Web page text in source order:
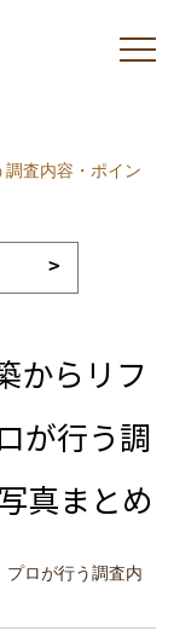
査内容・ポイン
からリフ
が行う調
真まとめ
プロが行う調査内